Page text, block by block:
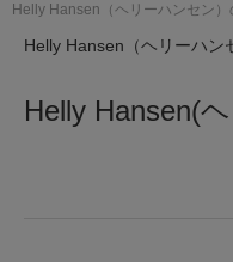
Helly Hansen（ヘリーハンセン）
Helly Hansen （ヘリーハン
Helly Hansen(